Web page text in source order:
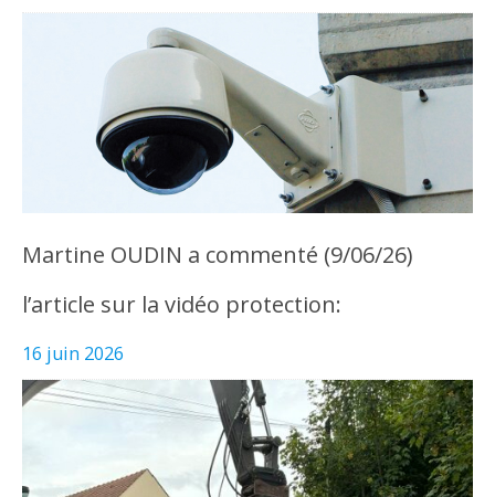
Martine OUDIN a commenté (9/06/26)
l’article sur la vidéo protection:
16 juin 2026